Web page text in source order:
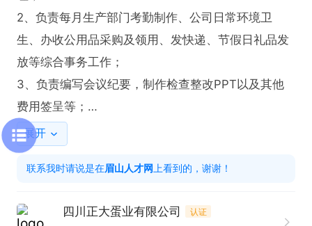
2、负责每月生产部门考勤制作、公司日常环境卫
生、办收公用品采购及领用、发快递、节假日礼品发
放等综合事务工作；
3、负责编写会议纪要，制作检查整改PPT以及其他
费用签呈等；
4、负责仓库出入库管理，物品领用登记等工作；
5、负责公司SAP 中物料投产，产出以及销售出库等
工作；
保资料及时性、准确性、完整性；
展开
联系我时请说是在眉山人才网 上看到的，谢谢！
四川正大蛋业有限公司 认证